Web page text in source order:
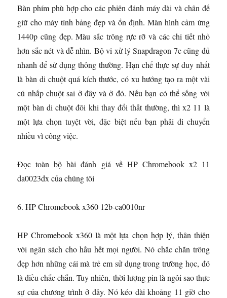
Bàn phím phù hợp cho các phiên đánh máy dài và chân đế
giữ cho máy tính bảng đẹp và ổn định. Màn hình cảm ứng
1440p cũng đẹp. Màu sắc trông rực rỡ và các chi tiết nhỏ
hơn sắc nét và dễ nhìn. Bộ vi xử lý Snapdragon 7c cũng đủ
nhanh để sử dụng thông thường. Hạn chế thực sự duy nhất
là bàn di chuột quá kích thước, có xu hướng tạo ra một vài
cú nhấp chuột sai ở đây và ở đó. Nếu bạn có thể sống với
một bàn di chuột đôi khi thay đổi thất thường, thì x2 11 là
một lựa chọn tuyệt vời, đặc biệt nếu bạn phải di chuyển
nhiều vì công việc.
Đọc toàn bộ bài đánh giá về HP Chromebook x2 11
da0023dx của chúng tôi
6. HP Chromebook x360 12b-ca0010nr
HP Chromebook x360 là một lựa chọn hợp lý, thân thiện
với ngân sách cho hầu hết mọi người. Nó chắc chắn trông
đẹp hơn những cái mà trẻ em sử dụng trong trường học, đó
là điều chắc chắn. Tuy nhiên, thời lượng pin là ngôi sao thực
sự của chương trình ở đây. Nó kéo dài khoảng 11 giờ cho